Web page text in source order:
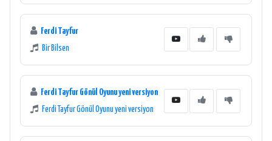
Ferdi Tayfur
Bir Bilsen
Ferdi Tayfur Gönül Oyunu yeni versiyon
Ferdi Tayfur Gönül Oyunu yeni versiyon